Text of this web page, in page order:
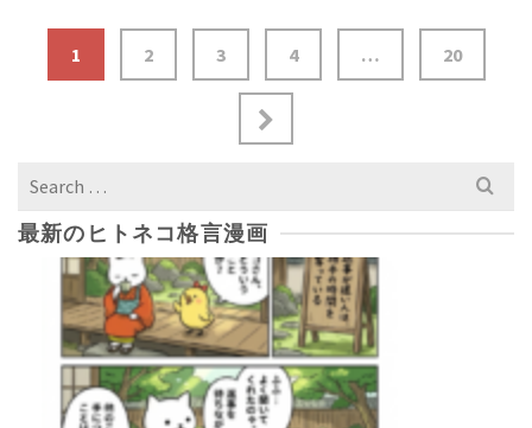
1 2 3 4 … 20
Search
最新のヒトネコ格言漫画